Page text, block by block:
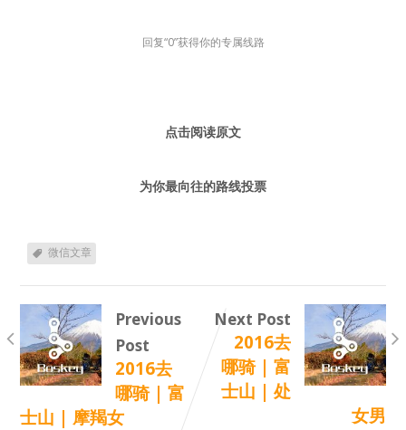
回复“0”获得你的专属线路
点击阅读原文
为你最向往的路线投票
微信文章
Previous
Post
2016去
哪骑 | 富
士山 | 摩羯女
Next Post
2016去
哪骑 | 富
士山 | 处
女男